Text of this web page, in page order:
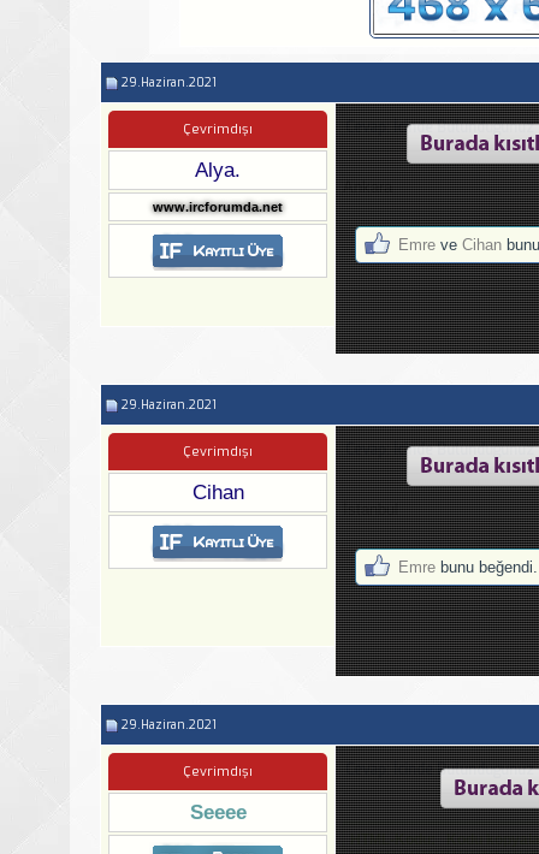
29.Haziran.2021
Çevrimdışı
Alya.
www.ircforumda.net
Cevap: İcinde
Ankara
Emre ve Cihan
29.Haziran.2021
Çevrimdışı
Cihan
Cevap: İcinde
İstanbul
Emre bunu beğendi.
29.Haziran.2021
Çevrimdışı
Seeee
Cevap: İcinde
HTML-Kodu: Kodu